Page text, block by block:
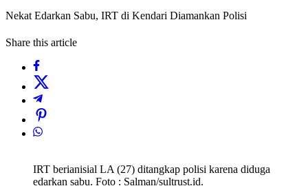
Nekat Edarkan Sabu, IRT di Kendari Diamankan Polisi
Share this article
IRT berianisial LA (27) ditangkap polisi karena diduga
edarkan sabu. Foto : Salman/sultrust.id.